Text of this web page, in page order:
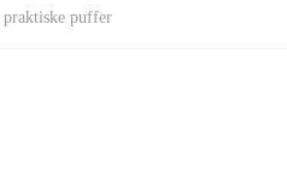
puffer